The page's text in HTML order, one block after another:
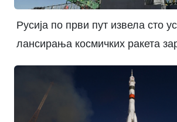
Русија по први пут извела сто
лансирања космичких ракета